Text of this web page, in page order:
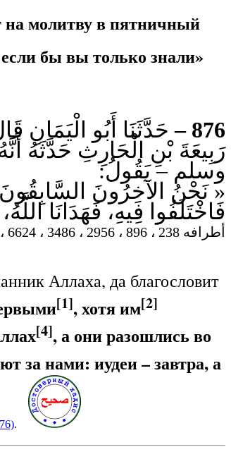
на молитву в пятничный
бы вы только знали»
876 –
حَدَّثَنَا أَبُو الْيَمَانِ
رَبِيعَةَ بْنِ الْحَارِثِ حَدَّثَهُ
وسلم – يَقُولُ:
« نَحْنُ الآخِرُونَ السَّابِقُونَ
فَاخْتَلَفُوا فِيهِ، فَهَدَانَا
أطرافه 238 ، 896 ، 2956 ، 3486 ، 6624 ، 6887 ، 7036 ، 7495 — تحفة 13744
Аллаха, да благословит
[1], хотя им[2]
[4], а они разошлись во
за нами: иудеи – завтра, а
.